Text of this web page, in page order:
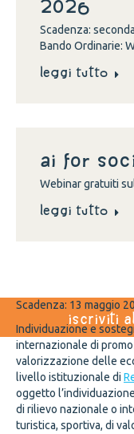
2026
Scadenza:
Bando Ordinarie:
Leggi tutto
Ai for
Webinar gratuiti
Leggi tutto
iscriviti
Scadenza: 13 maggio
Individuazione e
internazionale di
valorizzazione delle
livello istituzionale di
oggetto
di rilievo nazionale o
turistica, sportiva, di